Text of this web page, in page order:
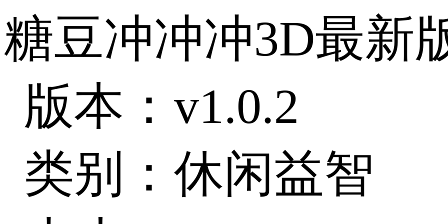
糖豆冲冲冲3D最新
版本：v1.0.2
类别：休闲益智